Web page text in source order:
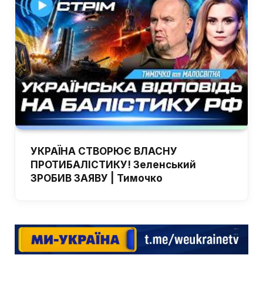
УКРАЇНА СТВОРЮЄ ВЛАСНУ
ПРОТИБАЛІСТИКУ! Зеленський
ЗРОБИВ ЗАЯВУ | Тимочко